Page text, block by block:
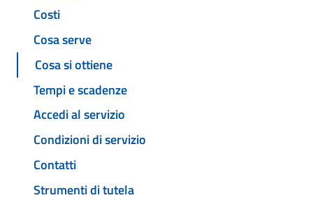
Costi
Cosa serve
Cosa si ottiene
Tempi e scadenze
Accedi al servizio
Condizioni di servizio
Contatti
Strumenti di tutela